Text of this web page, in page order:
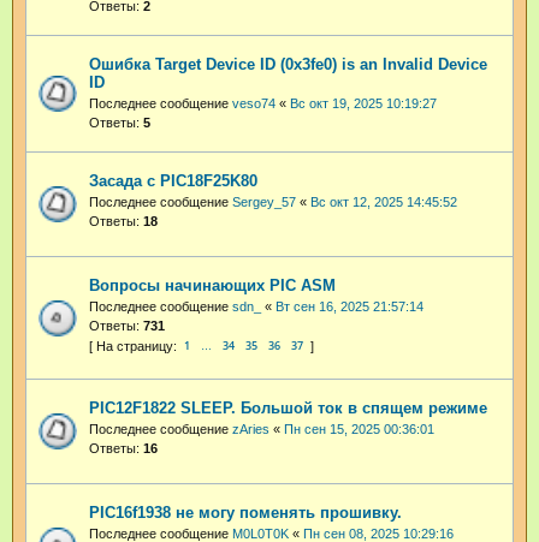
Ответы: 2
Ошибка Target Device ID (0x3fe0) is an Invalid Device
ID
Последнее сообщение veso74 « Вс окт 19, 2025 10:19:27
Ответы: 5
Засада с PIC18F25K80
Последнее сообщение Sergey_57 « Вс окт 12, 2025 14:45:52
Ответы: 18
Вопросы начинающих PIC ASM
Последнее сообщение sdn_ « Вт сен 16, 2025 21:57:14
Ответы: 731
1 … 34 35 36 37
PIC12F1822 SLEEP. Большой ток в спящем режиме
Последнее сообщение zAries « Пн сен 15, 2025 00:36:01
Ответы: 16
PIC16f1938 не могу поменять прошивку.
Последнее сообщение M0L0T0K « Пн сен 08, 2025 10:29:16